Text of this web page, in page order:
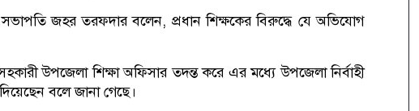
সভাপতি জহর তরফদার বলেন, প্রধান শিক্ষকের বিরুদ্ধে যে অভিযোগ
উপজেলা শিক্ষা অফিসার তদন্ত করে এর মধ্যে উপজেলা নির্বাহী
বলে জানা গেছে।